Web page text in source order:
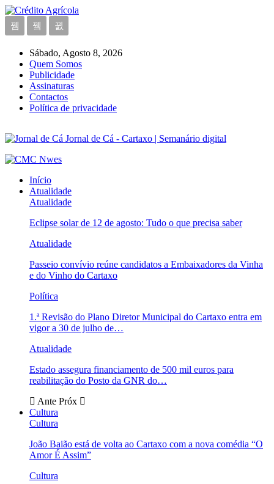
Sábado, Agosto 8, 2026
Quem Somos
Publicidade
Assinaturas
Contactos
Política de privacidade
Jornal de Cá - Cartaxo | Semanário digital
Início
Atualidade
Atualidade
Eclipse solar de 12 de agosto: Tudo o que precisa saber
Atualidade
Passeio convívio reúne candidatos a Embaixadores da Vinha
e do Vinho do Cartaxo
Política
1.ª Revisão do Plano Diretor Municipal do Cartaxo entra em
vigor a 30 de julho de…
Atualidade
Estado assegura financiamento de 500 mil euros para
reabilitação do Posto da GNR do…
Ante Próx
Cultura
Cultura
João Baião está de volta ao Cartaxo com a nova comédia “O
Amor É Assim”
Cultura